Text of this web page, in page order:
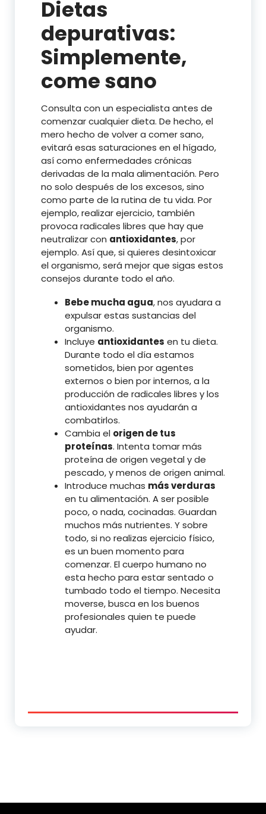
Dietas
depurativas:
Simplemente,
come sano
Consulta con un especialista antes de
comenzar cualquier dieta. De hecho, el
mero hecho de volver a comer sano,
evitará esas saturaciones en el hígado,
así como enfermedades crónicas
derivadas de la mala alimentación. Pero
no solo después de los excesos, sino
como parte de la rutina de tu vida. Por
ejemplo, realizar ejercicio, también
provoca radicales libres que hay que
neutralizar con antioxidantes, por
ejemplo. Así que, si quieres desintoxicar
el organismo, será mejor que sigas estos
consejos durante todo el año.
Bebe mucha agua, nos ayudara a
expulsar estas sustancias del
organismo.
Incluye antioxidantes en tu dieta.
Durante todo el día estamos
sometidos, bien por agentes
externos o bien por internos, a la
producción de radicales libres y los
antioxidantes nos ayudarán a
combatirlos.
Cambia el origen de tus
proteínas. Intenta tomar más
proteína de origen vegetal y de
pescado, y menos de origen animal.
Introduce muchas más verduras
en tu alimentación. A ser posible
poco, o nada, cocinadas. Guardan
muchos más nutrientes. Y sobre
todo, si no realizas ejercicio físico,
es un buen momento para
comenzar. El cuerpo humano no
esta hecho para estar sentado o
tumbado todo el tiempo. Necesita
moverse, busca en los buenos
profesionales quien te puede
ayudar.